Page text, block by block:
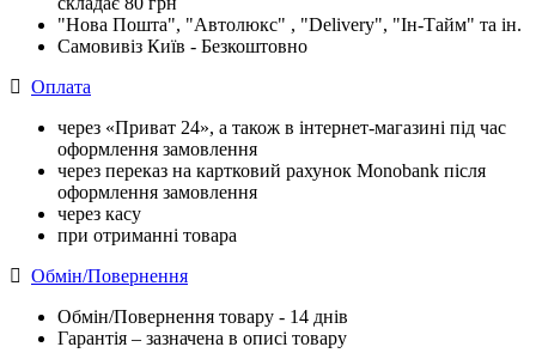
"Нова Пошта", "Автолюкс" , "Delivery", "Iн-Тайм" та ін.
Самовивіз Київ - Безкоштовно
Оплата
через «Приват 24», а також в інтернет-магазині під час
оформлення замовлення
через переказ на картковий рахунок Monobank після
оформлення замовлення
через касу
при отриманні товара
Обмін/Повернення
Обмін/Повернення товару - 14 днів
Гарантія – зазначена в описі товару